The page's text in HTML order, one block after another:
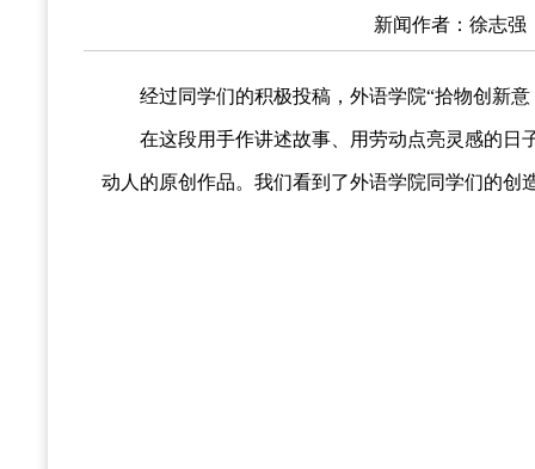
新闻作者：徐志强
经过同学们的积极投稿，外语学院“拾物创新意
在这段用手作讲述故事、用劳动点亮灵感的日子
动人的原创作品。我们看到了外语学院同学们的创